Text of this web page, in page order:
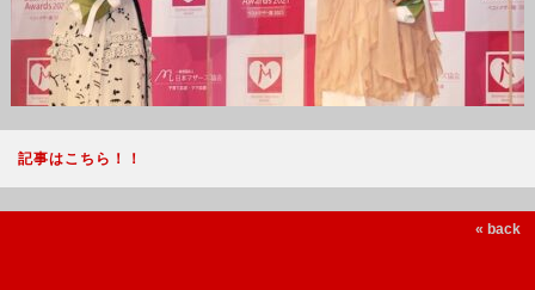
記事はこちら！！
« back